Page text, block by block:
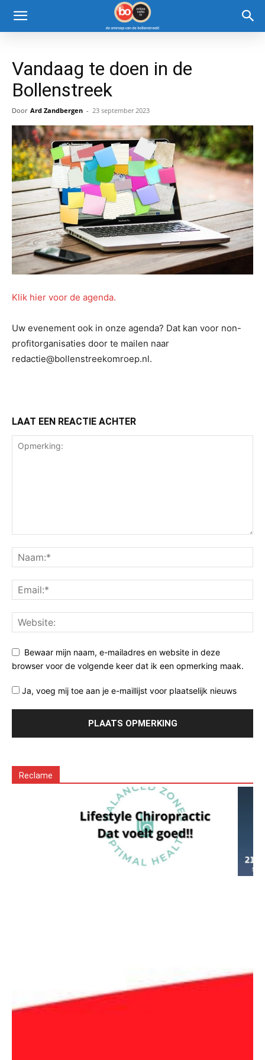
Vandaag te doen in de
Bollenstreek
Door Ard Zandbergen - 23 september 2023
Klik hier voor de agenda.
Uw evenement ook in onze agenda? Dat kan voor non-
profitorganisaties door te mailen naar
redactie@bollenstreekomroep.nl.
LAAT EEN REACTIE ACHTER
Bewaar mijn naam, e-mailadres en website in deze
browser voor de volgende keer dat ik een opmerking maak.
Ja, voeg mij toe aan je e-maillijst voor plaatselijk nieuws
Reclame